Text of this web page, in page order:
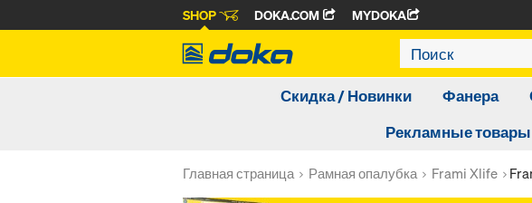
SHOP DOKA.COM MYDOKA
Скидка / Новинки Фанера
Рекламные товары
Главная страница Рамная опалубка Frami Xlife